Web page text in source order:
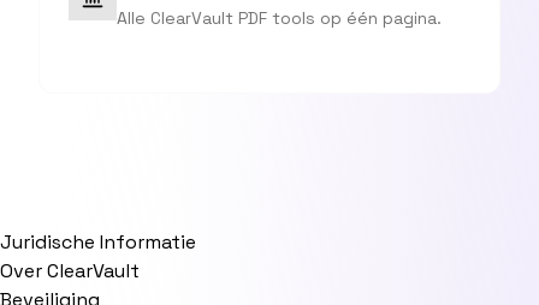
Alle ClearVault PDF tools op één pagina.
Juridische Informatie
Over ClearVault
Beveiliging